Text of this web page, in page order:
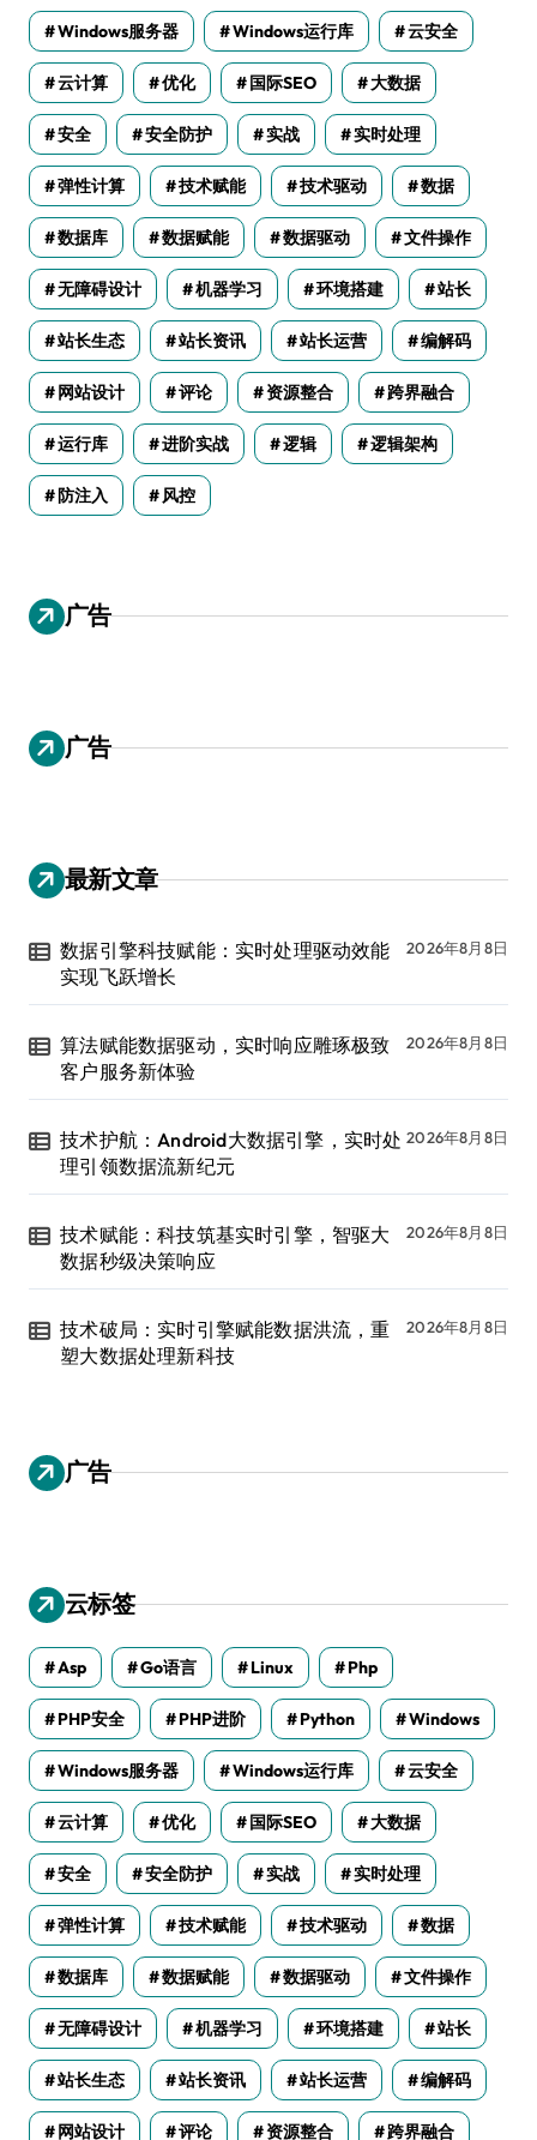
Windows服务器 Windows运行库 云安全
云计算 优化 国际SEO 大数据
安全 安全防护 实战 实时处理
弹性计算 技术赋能 技术驱动 数据
数据库 数据赋能 数据驱动 文件操作
无障碍设计 机器学习 环境搭建 站长
站长生态 站长资讯 站长运营 编解码
网站设计 评论 资源整合 跨界融合
运行库 进阶实战 逻辑 逻辑架构
防注入 风控
广告
广告
最新文章
数据引擎科技赋能：实时处理驱动效能
实现飞跃增长
2026年8月8日
算法赋能数据驱动，实时响应雕琢极致
客户服务新体验
2026年8月8日
技术护航：Android大数据引擎，实时处
理引领数据流新纪元
2026年8月8日
技术赋能：科技筑基实时引擎，智驱大
数据秒级决策响应
2026年8月8日
技术破局：实时引擎赋能数据洪流，重
塑大数据处理新科技
2026年8月8日
广告
云标签
Asp Go语言 Linux Php
PHP安全 PHP进阶 Python Windows
Windows服务器 Windows运行库 云安全
云计算 优化 国际SEO 大数据
安全 安全防护 实战 实时处理
弹性计算 技术赋能 技术驱动 数据
数据库 数据赋能 数据驱动 文件操作
无障碍设计 机器学习 环境搭建 站长
站长生态 站长资讯 站长运营 编解码
网站设计 评论 资源整合 跨界融合